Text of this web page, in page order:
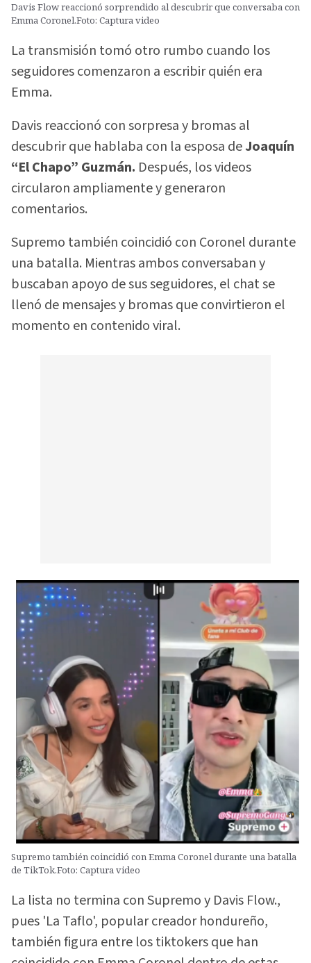
Davis Flow reaccionó sorprendido al descubrir que conversaba con
Emma Coronel.Foto: Captura video
La transmisión tomó otro rumbo cuando los
seguidores comenzaron a escribir quién era
Emma.
Davis reaccionó con sorpresa y bromas al
descubrir que hablaba con la esposa deJoaquín
“El Chapo” Guzmán. Después, los videos
circularon ampliamente y generaron
comentarios.
Supremo también coincidió con Coronel durante
una batalla. Mientras ambos conversaban y
buscaban apoyo de sus seguidores, el chat se
llenó de mensajes y bromas que convirtieron el
momento en contenido viral.
Supremo también coincidió con Emma Coronel durante una batalla
de TikTok.Foto: Captura video
La lista no termina con Supremo y Davis Flow.,
pues 'La Taflo', popular creador hondureño,
también figura entre los tiktokers que han